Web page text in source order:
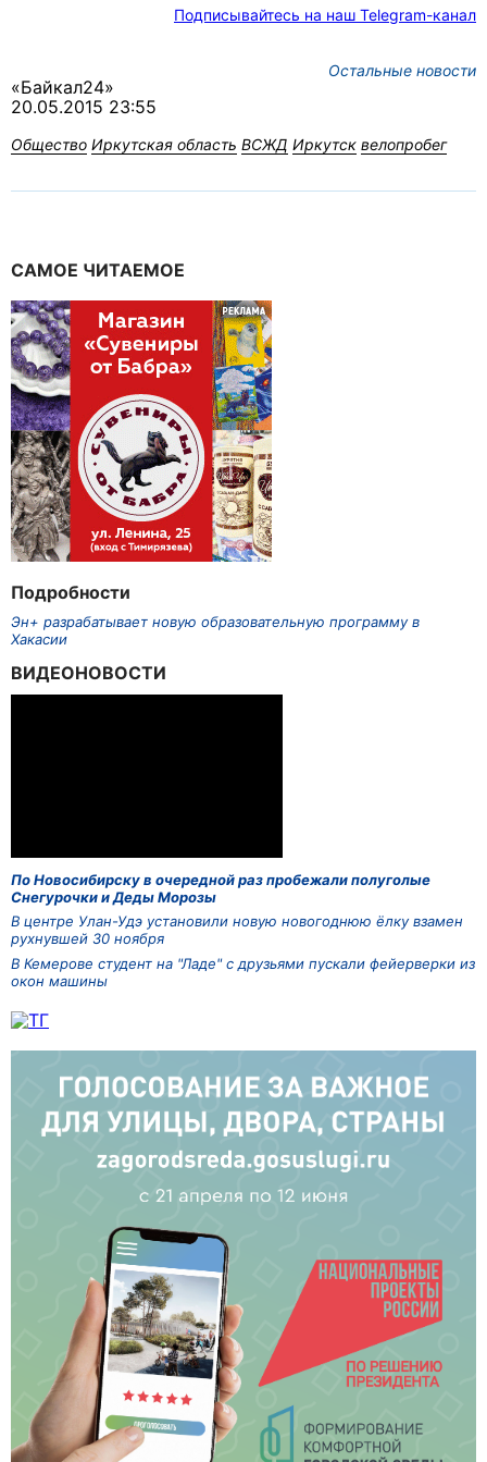
Подписывайтесь на наш Telegram-канал
Остальные новости
«Байкал24»
20.05.2015 23:55
Общество Иркутская область ВСЖД Иркутск велопробег
САМОЕ ЧИТАЕМОЕ
Подробности
Эн+ разрабатывает новую образовательную программу в
Хакасии
ВИДЕОНОВОСТИ
По Новосибирску в очередной раз пробежали полуголые
Снегурочки и Деды Морозы
В центре Улан-Удэ установили новую новогоднюю ёлку взамен
рухнувшей 30 ноября
В Кемерове студент на "Ладе" с друзьями пускали фейерверки из
окон машины